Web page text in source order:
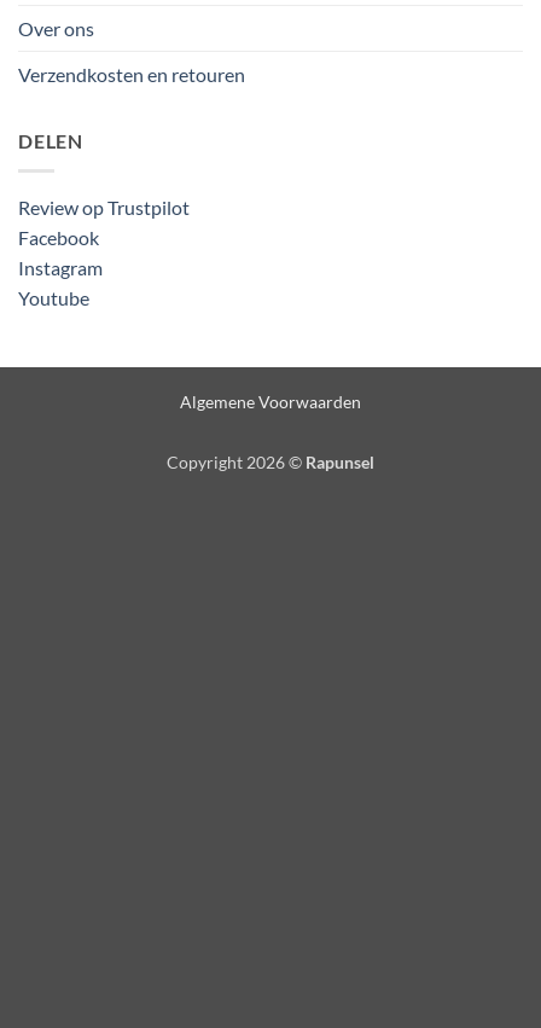
Over ons
Verzendkosten en retouren
DELEN
Review op Trustpilot
Facebook
Instagram
Youtube
Algemene Voorwaarden
Copyright 2026 © Rapunsel